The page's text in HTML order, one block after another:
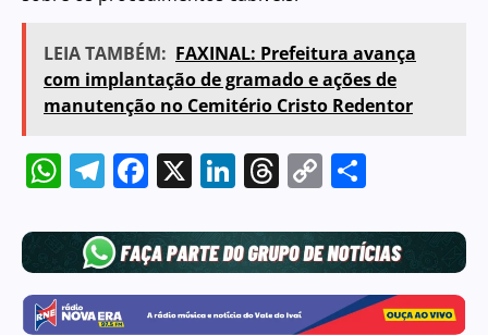
LEIA TAMBÉM: FAXINAL: Prefeitura avança
com implantação de gramado e ações de
manutenção no Cemitério Cristo Redentor
WhatsApp
Telegram
Facebook
X LinkedIn
Threads
Copy